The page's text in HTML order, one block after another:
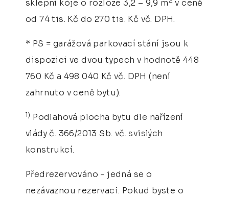
sklepní kóje o rozloze 3,2 – 9,9 m
v ceně
od 74 tis. Kč do 270 tis. Kč vč. DPH.
* PS = garážová parkovací stání jsou k
dispozici ve dvou typech v hodnotě 448
760 Kč a 498 040 Kč vč. DPH (není
zahrnuto v ceně bytu).
1) Podlahová plocha bytu dle nařízení
vlády č. 366/2013 Sb. vč. svislých
konstrukcí.
Předrezervováno - jedná se o
nezávaznou rezervaci. Pokud byste o